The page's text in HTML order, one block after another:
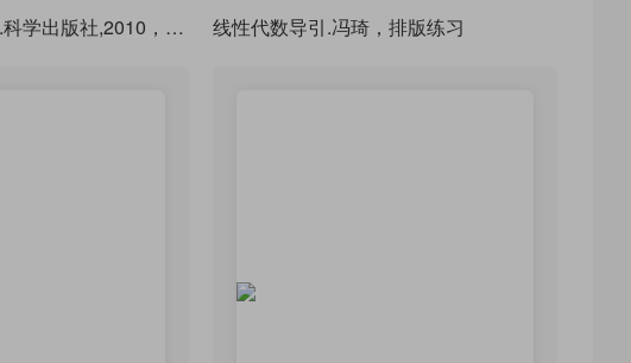
概率论-第2版.苏淳.科学出版社,2010，排版练习 线性代数导引.冯琦，排版练习